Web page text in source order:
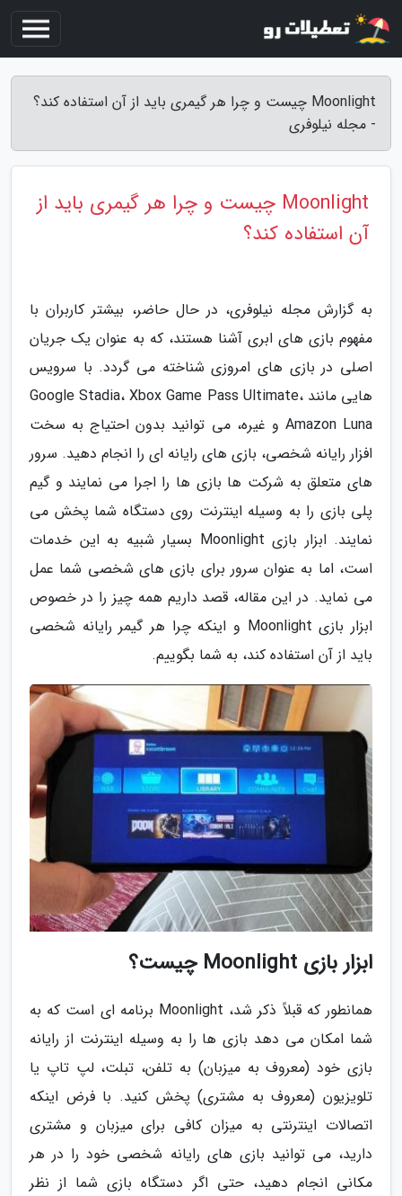
Moonlight چیست و چرا هر گیمری باید از آن استفاده کند؟
- مجله نیلوفری
Moonlight چیست و چرا هر گیمری باید از
آن استفاده کند؟
به گزارش مجله نیلوفری، در حال حاضر، بیشتر کاربران با
مفهوم بازی های ابری آشنا هستند، که به عنوان یک جریان
اصلی در بازی های امروزی شناخته می گردد. با سرویس
هایی مانند Google Stadia، Xbox Game Pass Ultimate،
Amazon Luna و غیره، می توانید بدون احتیاج به سخت
افزار رایانه شخصی، بازی های رایانه ای را انجام دهید. سرور
های متعلق به شرکت ها بازی ها را اجرا می نمایند و گیم
پلی بازی را به وسیله اینترنت روی دستگاه شما پخش می
نمایند. ابزار بازی Moonlight بسیار شبیه به این خدمات
است، اما به عنوان سرور برای بازی های شخصی شما عمل
می نماید. در این مقاله، قصد داریم همه چیز را در خصوص
ابزار بازی Moonlight و اینکه چرا هر گیمر رایانه شخصی
باید از آن استفاده کند، به شما بگوییم.
ابزار بازی Moonlight چیست؟
همانطور که قبلاً ذکر شد، Moonlight برنامه ای است که به
شما امکان می دهد بازی ها را به وسیله اینترنت از رایانه
بازی خود (معروف به میزبان) به تلفن، تبلت، لپ تاپ یا
تلویزیون (معروف به مشتری) پخش کنید. با فرض اینکه
اتصالات اینترنتی به میزان کافی برای میزبان و مشتری
دارید، می توانید بازی های رایانه شخصی خود را در هر
مکانی انجام دهید، حتی اگر دستگاه بازی شما از نظر